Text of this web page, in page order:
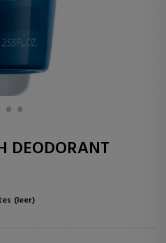
DEODORANT
(leer)